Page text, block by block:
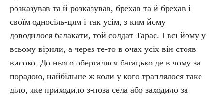
розказував та й розказував, брехав та й брехав і
своїм односіль-цям і так усім, з ким йому
доводилося балакати, той солдат Тарас. І всі йому у
всьому вірили, а через те-то в очах усіх він стояв
високо. До нього оберталися багацько де в чому за
порадою, найбільше ж коли у кого траплялося таке
діло, яке приходило з-поза села або заходило за